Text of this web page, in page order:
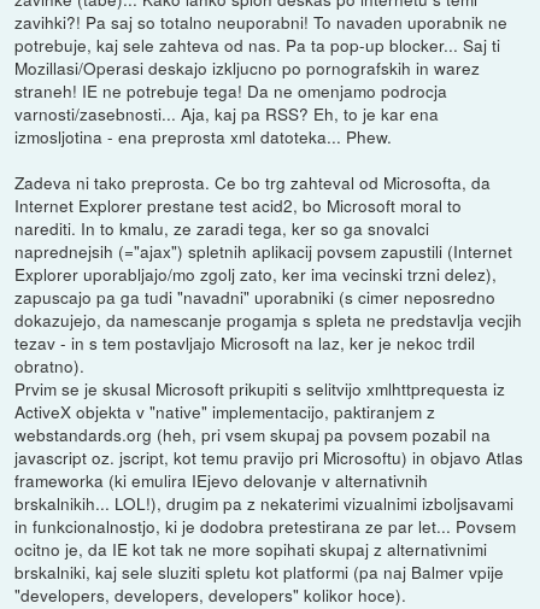
zavihki?! Pa saj so totalno neuporabni! To navaden uporabnik ne
potrebuje, kaj sele zahteva od nas. Pa ta pop-up blocker... Saj ti
Mozillasi/Operasi deskajo izkljucno po pornografskih in warez
straneh! IE ne potrebuje tega! Da ne omenjamo podrocja
varnosti/zasebnosti... Aja, kaj pa RSS? Eh, to je kar ena
izmosljotina - ena preprosta xml datoteka... Phew.
Zadeva ni tako preprosta. Ce bo trg zahteval od Microsofta, da
Internet Explorer prestane test acid2, bo Microsoft moral to
narediti. In to kmalu, ze zaradi tega, ker so ga snovalci
naprednejsih (="ajax") spletnih aplikacij povsem zapustili (Internet
Explorer uporabljajo/mo zgolj zato, ker ima vecinski trzni delez),
zapuscajo pa ga tudi "navadni" uporabniki (s cimer neposredno
dokazujejo, da namescanje progamja s spleta ne predstavlja vecjih
tezav - in s tem postavljajo Microsoft na laz, ker je nekoc trdil
obratno).
Prvim se je skusal Microsoft prikupiti s selitvijo xmlhttprequesta iz
ActiveX objekta v "native" implementacijo, paktiranjem z
webstandards.org (heh, pri vsem skupaj pa povsem pozabil na
javascript oz. jscript, kot temu pravijo pri Microsoftu) in objavo Atlas
frameworka (ki emulira IEjevo delovanje v alternativnih
brskalnikih... LOL!), drugim pa z nekaterimi vizualnimi izboljsavami
in funkcionalnostjo, ki je dodobra pretestirana ze par let... Povsem
ocitno je, da IE kot tak ne more sopihati skupaj z alternativnimi
brskalniki, kaj sele sluziti spletu kot platformi (pa naj Balmer vpije
"developers, developers, developers" kolikor hoce).